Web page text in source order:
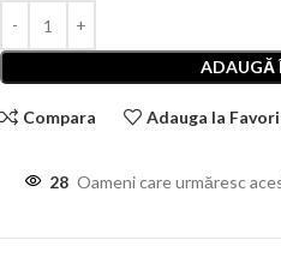
ADAUGĂ
Compara Adauga la
28 Oameni care urmăresc